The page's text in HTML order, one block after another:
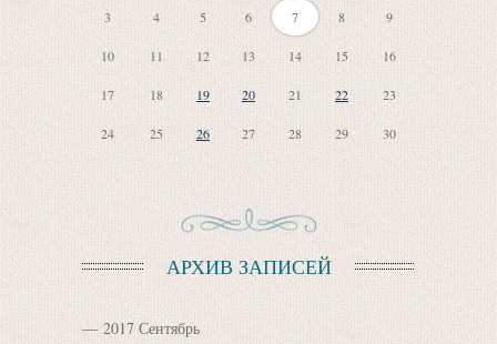
3 4 5 6 7 8 9
10 11 12 13 14 15 16
17 18 19 20 21 22 23
24 25 26 27 28 29 30
АРХИВ ЗАПИСЕЙ
2017 Сентябрь